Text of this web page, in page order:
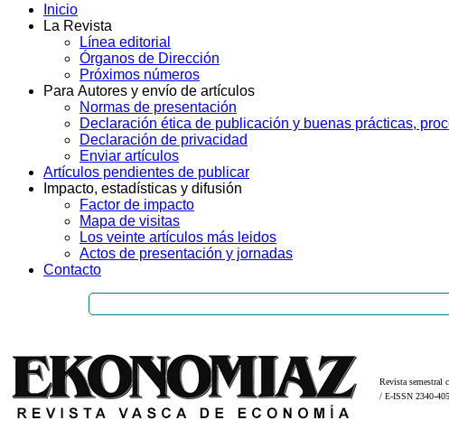
Inicio
La Revista
Línea editorial
Órganos de Dirección
Próximos números
Para Autores y envío de artículos
Normas de presentación
Declaración ética de publicación y buenas prácticas,
Declaración de privacidad
Enviar artículos
Artículos pendientes de publicar
Impacto, estadísticas y difusión
Factor de impacto
Mapa de visitas
Los veinte artículos más leidos
Actos de presentación y jornadas
Contacto
Revista semestral
/ E-ISSN 2340-